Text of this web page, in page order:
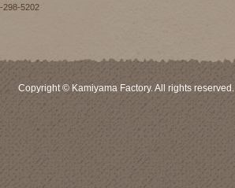
5202
Copyright © Kamiyama Factory. All rights reserved.